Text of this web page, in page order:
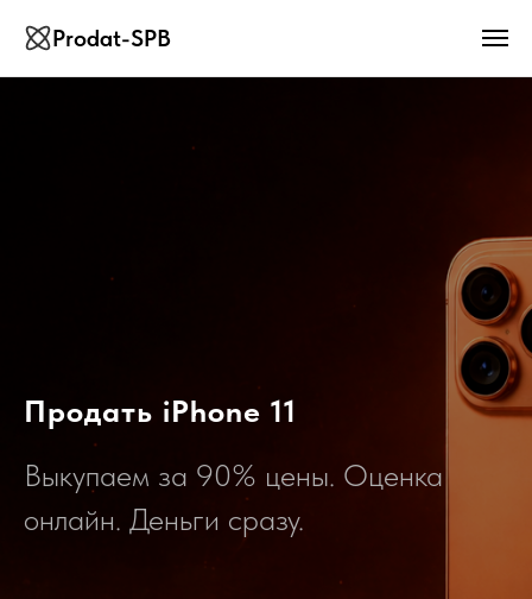
Prodat-SPB
Продать iPhone 11
Выкупаем за 90% цены. Оценка
онлайн. Деньги сразу.